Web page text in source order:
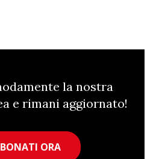
la nostra
e rimani aggiornato!
ORA